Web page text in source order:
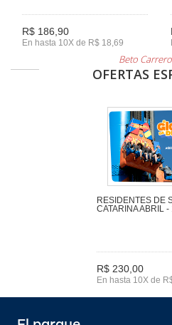
R$ 186,90
En hasta 10X de R$ 18,69
Beto
OFERTAS
RESIDENTES DE
CATARINA ABRIL -
R$ 230,00
En hasta 10X de